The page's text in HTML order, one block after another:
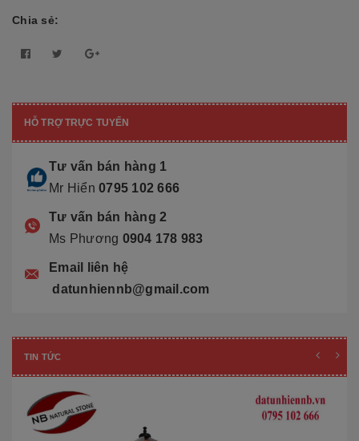
Chia sẻ:
HỖ TRỢ TRỰC TUYẾN
Tư vấn bán hàng 1
Mr Hiển 0795 102 666
Tư vấn bán hàng 2
Ms Phương 0904 178 983
Email liên hệ
datunhiennb@gmail.com
TIN TỨC